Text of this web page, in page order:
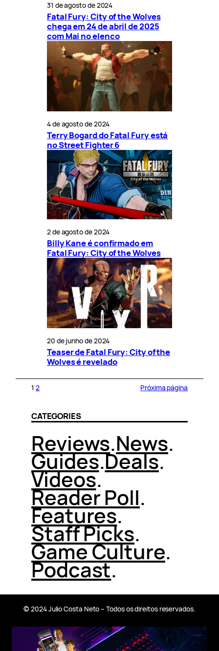
31 de agosto de 2024
Fatal Fury: City of the Wolves
chega em 24 de abril de 2025
com Mai no elenco
4 de agosto de 2024
Terry Bogard do Fatal Fury está
no Street Fighter 6
2 de agosto de 2024
Billy Kane é confirmado em
Fatal Fury: City of the Wolves
20 de junho de 2024
Teaser de Fatal Fury: City of the
Wolves é revelado
1 2 Próxima página
CATEGORIES
Reviews.News.
Guides.Deals.
Videos.
Reader Poll.
Features.
Staff Picks.
Game Culture.
Podcast.
© 2024 Julio Costa Neto – Todos os direitos reservados.